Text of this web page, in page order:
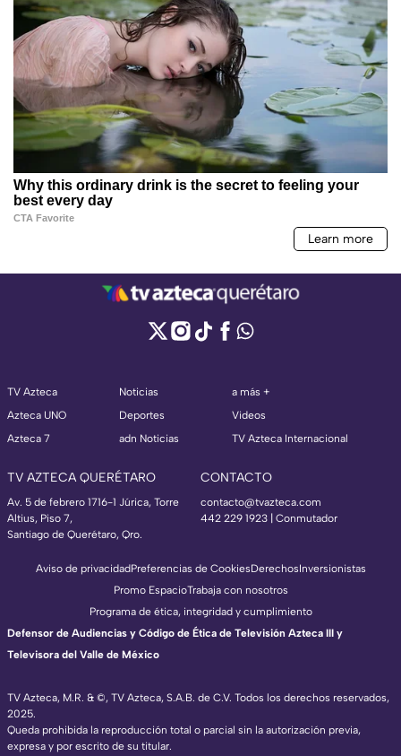
TV Azteca
Azteca UNO
Azteca 7
Noticias
Deportes
adn Noticias
a más +
Videos
TV Azteca Internacional
TV AZTECA QUERÉTARO
Av. 5 de febrero 1716-1 Júrica, Torre
Altius, Piso 7,
Santiago de Querétaro, Qro.
CONTACTO
contacto@tvazteca.com
442 229 1923 | Conmutador
TV Azteca, M.R. & ©, TV Azteca, S.A.B. de C.V. Todos los derechos reservados,
2025.
Queda prohibida la reproducción total o parcial sin la autorización previa,
expresa y por escrito de su titular.
Aviso de privacidadPreferencias de CookiesDerechosInversionistas
Promo EspacioTrabaja con nosotros
Programa de ética, integridad y cumplimiento
Defensor de Audiencias y Código de Ética de Televisión Azteca III y
Televisora del Valle de México